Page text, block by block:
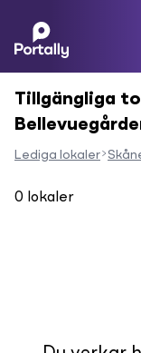
Tillgängliga
Lediga lokaler
0 lokaler